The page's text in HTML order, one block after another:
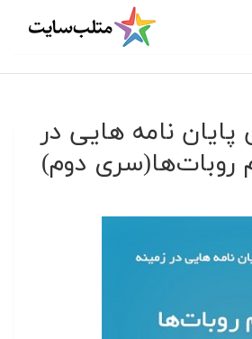
پایان نامه هایی در
روبات‌ها(سری دوم)